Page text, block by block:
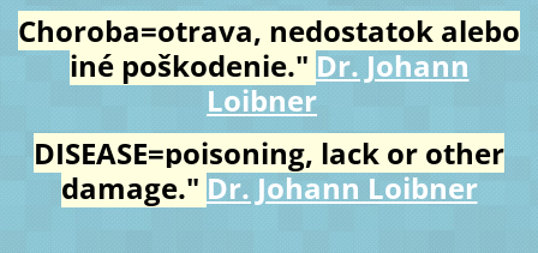
Choroba=otrava, nedostatok alebo
iné poškodenie." Dr. Johann
Loibner
DISEASE=poisoning, lack or other
damage." Dr. Johann Loibner